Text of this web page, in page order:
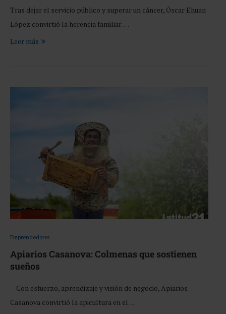
Tras dejar el servicio público y superar un cáncer, Óscar Ehuan
López convirtió la herencia familiar …
Leer más
Emprendedores
Apiarios Casanova: Colmenas que sostienen
sueños
Con esfuerzo, aprendizaje y visión de negocio, Apiarios
Casanova convirtió la apicultura en el …